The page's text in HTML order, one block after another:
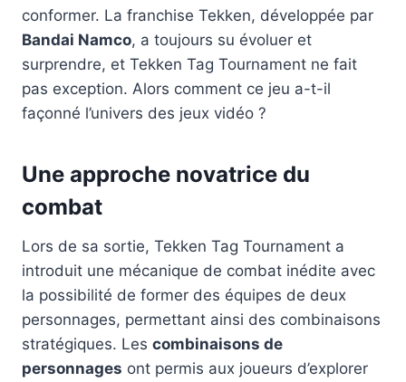
conformer. La franchise Tekken, développée par
Bandai Namco, a toujours su évoluer et
surprendre, et Tekken Tag Tournament ne fait
pas exception. Alors comment ce jeu a-t-il
façonné l’univers des jeux vidéo ?
Une approche novatrice du
combat
Lors de sa sortie, Tekken Tag Tournament a
introduit une mécanique de combat inédite avec
la possibilité de former des équipes de deux
personnages, permettant ainsi des combinaisons
stratégiques. Les combinaisons de
personnages ont permis aux joueurs d’explorer